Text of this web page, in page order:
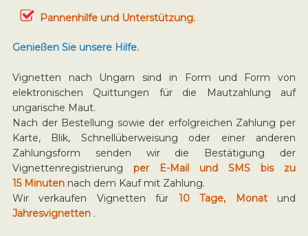
Pannenhilfe und Unterstützung.
Genießen Sie unsere Hilfe.
Vignetten nach Ungarn sind in Form und Form von
elektronischen Quittungen für die Mautzahlung auf
ungarische Maut.
Nach der Bestellung sowie der erfolgreichen Zahlung per
Karte, Blik, Schnellüberweisung oder einer anderen
Zahlungsform senden wir die Bestätigung der
Vignettenregistrierung per E-Mail und SMS bis zu
15 Minuten nach dem Kauf mit Zahlung.
Wir verkaufen Vignetten für 10 Tage, Monat und
Jahresvignetten .